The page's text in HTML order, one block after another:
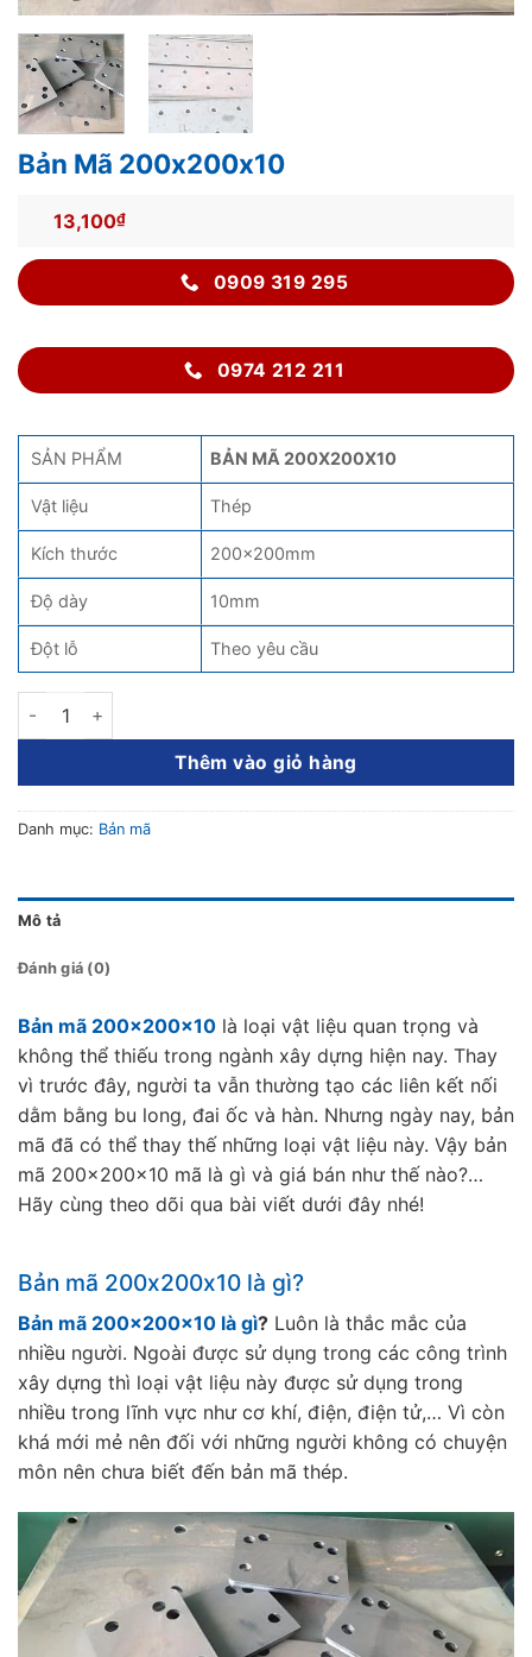
Bản Mã 200x200x10
13,100₫
0909 319 295
0974 212 211
SẢN PHẨM BẢN MÃ 200X200X10
Vật liệu Thép
Kích thước 200×200mm
Độ dày 10mm
Đột lỗ Theo yêu cầu
Bản Mã 200x200x10 số lượng
Thêm vào giỏ hàng
Danh mục: Bản mã
Mô tả
Đánh giá (0)
Bản mã 200x200x10 là loại vật liệu quan trọng và
không thể thiếu trong ngành xây dựng hiện nay. Thay
vì trước đây, người ta vẫn thường tạo các liên kết nối
dằm bằng bu long, đai ốc và hàn. Nhưng ngày nay, bản
mã đã có thể thay thế những loại vật liệu này. Vậy bản
mã 200x200x10 mã là gì và giá bán như thế nào?…
Hãy cùng theo dõi qua bài viết dưới đây nhé!
Bản mã 200x200x10 là gì?
Bản mã 200x200x10 là gì? Luôn là thắc mắc của
nhiều người. Ngoài được sử dụng trong các công trình
xây dựng thì loại vật liệu này được sử dụng trong
nhiều trong lĩnh vực như cơ khí, điện, điện tử,… Vì còn
khá mới mẻ nên đối với những người không có chuyện
môn nên chưa biết đến bản mã thép.